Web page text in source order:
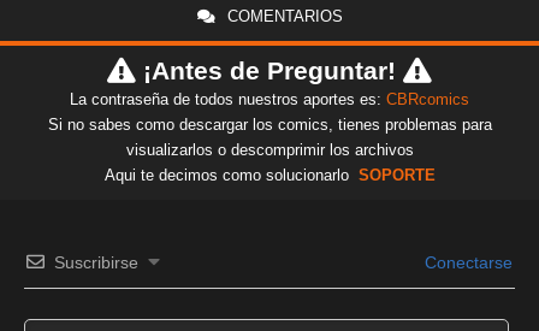
COMENTARIOS
¡Antes de Preguntar!
La contraseña de todos nuestros aportes es: CBRcomics
Si no sabes como descargar los comics, tienes problemas para
visualizarlos o descomprimir los archivos
Aqui te decimos como solucionarlo SOPORTE
Suscribirse Conectarse